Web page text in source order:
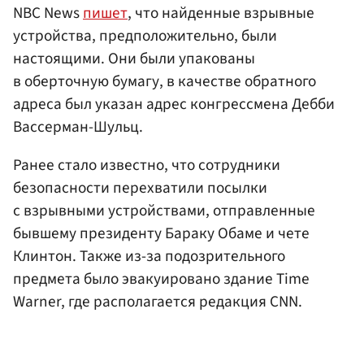
NBC Newsпишет, что найденные взрывные
устройства, предположительно, были
настоящими. Они были упакованы
в оберточную бумагу, в качестве обратного
адреса был указан адрес конгрессмена Дебби
Вассерман-Шульц.
Ранее стало известно, что сотрудники
безопасности перехватили посылки
с взрывными устройствами, отправленные
бывшему президенту Бараку Обаме и чете
Клинтон. Также из-за подозрительного
предмета было эвакуировано здание Time
Warner, где располагается редакция CNN.